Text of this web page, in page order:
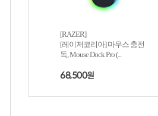
[RAZER]
[레이저코리아] 마우스 충전
독, Mouse Dock Pro (...
68,500원